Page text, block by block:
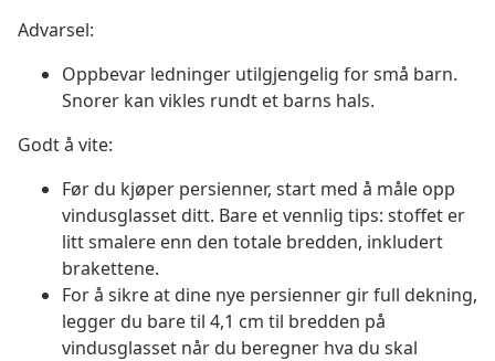
Advarsel:
Oppbevar ledninger utilgjengelig for små barn.
Snorer kan vikles rundt et barns hals.
Godt å vite:
Før du kjøper persienner, start med å måle opp
vindusglasset ditt. Bare et vennlig tips: stoffet er
litt smalere enn den totale bredden, inkludert
brakettene.
For å sikre at dine nye persienner gir full dekning,
legger du bare til 4,1 cm til bredden på
vindusglasset når du beregner hva du skal